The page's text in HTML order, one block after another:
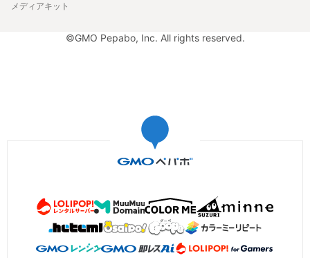
メディアキット
©GMO Pepabo, Inc. All rights reserved.